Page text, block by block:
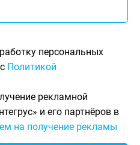
персональных
Политикой
рекламной
и его партнёров в
на получение рекламы